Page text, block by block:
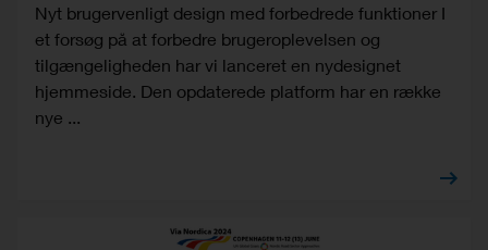
Nyt brugervenligt design med forbedrede funktioner I
et forsøg på at forbedre brugeroplevelsen og
tilgængeligheden har vi lanceret en nydesignet
hjemmeside. Den opdaterede platform har en række
nye ...